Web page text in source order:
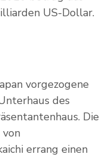
US-Dollar.
vorgezogene
des
Die
errang einen